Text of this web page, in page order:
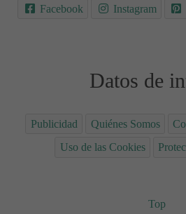
Facebook Instagram
Datos de
Publicidad Quiénes Somos
Uso de las Cookies
Top